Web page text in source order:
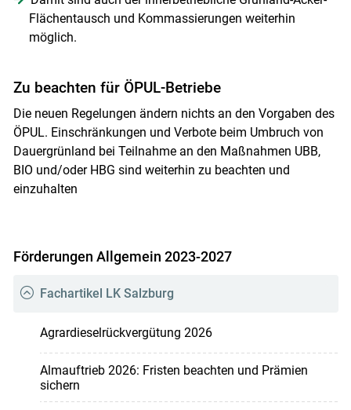
Flächentausch und Kommassierungen weiterhin
möglich.
Zu beachten für ÖPUL-Betriebe
Die neuen Regelungen ändern nichts an den Vorgaben des
ÖPUL. Einschränkungen und Verbote beim Umbruch von
Dauergrünland bei Teilnahme an den Maßnahmen UBB,
BIO und/oder HBG sind weiterhin zu beachten und
einzuhalten
Förderungen Allgemein 2023-2027
Fachartikel LK Salzburg
Agrardieselrückvergütung 2026
Almauftrieb 2026: Fristen beachten und Prämien
sichern